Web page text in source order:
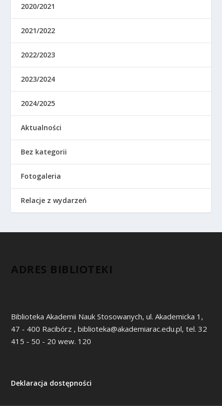
2020/2021
2021/2022
2022/2023
2023/2024
2024/2025
Aktualności
Bez kategorii
Fotogaleria
Relacje z wydarzeń
ADRES BIBLIOTEKI
Biblioteka Akademii Nauk Stosowanych, ul. Akademicka 1,
47 - 400 Racibórz , biblioteka@akademiarac.edu.pl, tel. 32
415 - 50 - 20 wew. 120
Deklaracja dostępności